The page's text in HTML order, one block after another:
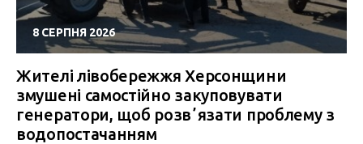
8 СЕРПНЯ 2026
Жителі лівобережжя Херсонщини
змушені самостійно закуповувати
генератори, щоб розвʼязати проблему з
водопостачанням